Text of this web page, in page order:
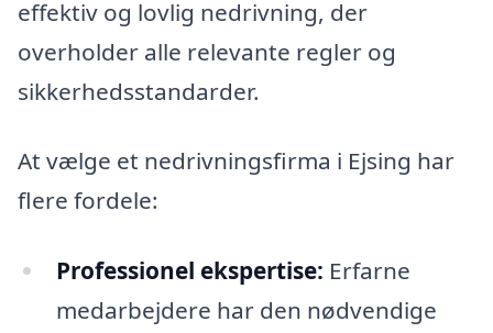
effektiv og lovlig nedrivning, der
overholder alle relevante regler og
sikkerhedsstandarder.
At vælge et nedrivningsfirma i Ejsing har
flere fordele:
Professionel ekspertise: Erfarne
medarbejdere har den nødvendige